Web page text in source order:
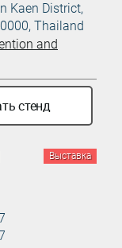
Kaen District,
Thailand
and
стенд
Выставка